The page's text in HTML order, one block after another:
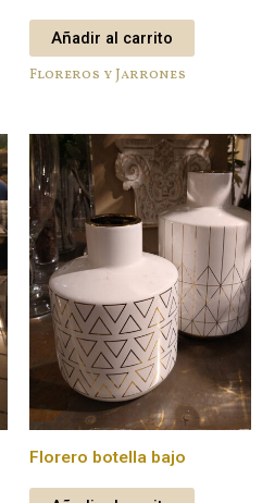
Añadir al carrito
Floreros y Jarrones
Florero botella bajo